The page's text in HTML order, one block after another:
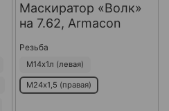
Маскиратор «Волк»
на 7.62, Armacon
Резьба
М14х1л (левая)
М24х1,5 (правая)